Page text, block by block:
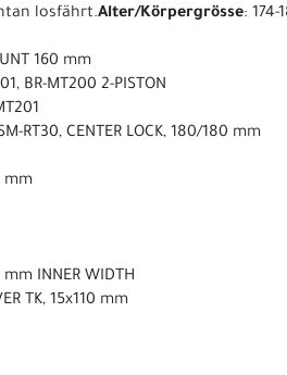
losfährt.Alter/Körpergrösse: 174-
160 mm
BR-MT200 2-PISTON
RT30, CENTER LOCK, 180/180 mm
mm
INNER WIDTH
TK, 15x110 mm